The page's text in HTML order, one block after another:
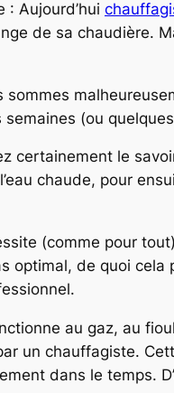
: Aujourd’hui
de sa chaudière.
sommes
(ou
certainement le
chaude, pour
(comme pour
optimal, de quoi
au gaz, au
un chauffagiste.
dans le temps.